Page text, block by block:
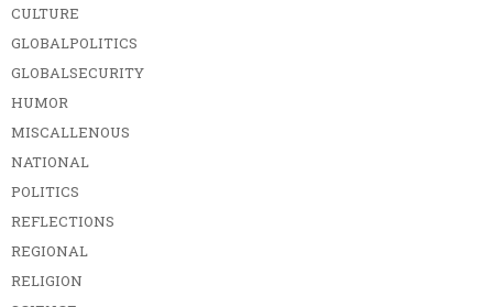
CULTURE
GLOBALPOLITICS
GLOBALSECURITY
HUMOR
MISCALLENOUS
NATIONAL
POLITICS
REFLECTIONS
REGIONAL
RELIGION